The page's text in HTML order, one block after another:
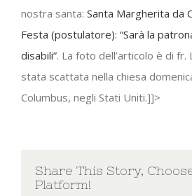
nostra santa: Santa Margherita da
Festa (postulatore): “Sarà la
disabili”. La foto dell’articolo è di fr.
stata scattata nella chiesa
Columbus, negli Stati Uniti.]]>
Share This Story,
Platform!